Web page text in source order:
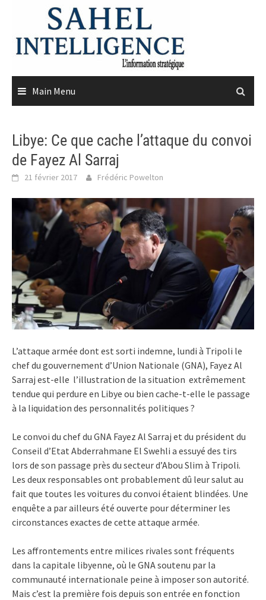
content
Main Menu
Libye: Ce que cache l’attaque du convoi
de Fayez Al Sarraj
21 février 2017 Frédéric Powelton
L’attaque armée dont est sorti indemne, lundi à Tripoli le
chef du gouvernement d’Union Nationale (GNA), Fayez Al
Sarraj est-elle l’illustration de la situation extrêmement
tendue qui perdure en Libye ou bien cache-t-elle le passage
à la liquidation des personnalités politiques ?
Le convoi du chef du GNA Fayez Al Sarraj et du président du
Conseil d’Etat Abderrahmane El Swehli a essuyé des tirs
lors de son passage près du secteur d’Abou Slim à Tripoli.
Les deux responsables ont probablement dû leur salut au
fait que toutes les voitures du convoi étaient blindées. Une
enquête a par ailleurs été ouverte pour déterminer les
circonstances exactes de cette attaque armée.
Les affrontements entre milices rivales sont fréquents
dans la capitale libyenne, où le GNA soutenu par la
communauté internationale peine à imposer son autorité.
Mais c’est la première fois depuis son entrée en fonction